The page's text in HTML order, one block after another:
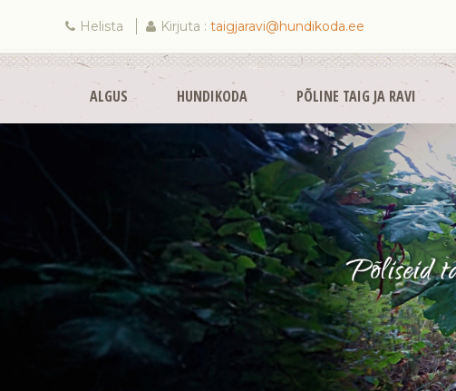
Helista Kirjuta : taigjaravi@hundikoda.ee
ALGUS HUNDIKODA PÕLINE TAIG JA RAVI